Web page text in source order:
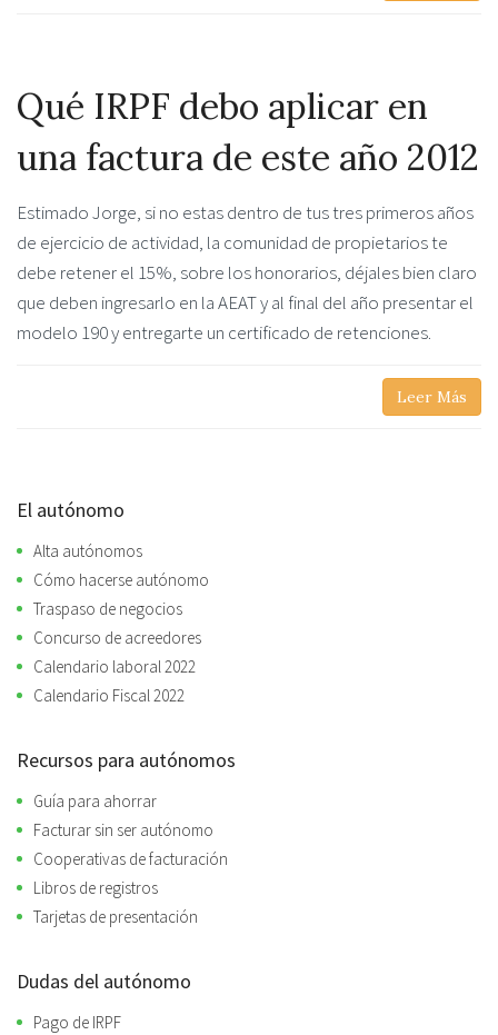
Qué IRPF debo aplicar en
una factura de este año 2012
Estimado Jorge, si no estas dentro de tus tres primeros años
de ejercicio de actividad, la comunidad de propietarios te
debe retener el 15%, sobre los honorarios, déjales bien claro
que deben ingresarlo en la AEAT y al final del año presentar el
modelo 190 y entregarte un certificado de retenciones.
Leer Más
El autónomo
Alta autónomos
Cómo hacerse autónomo
Traspaso de negocios
Concurso de acreedores
Calendario laboral 2022
Calendario Fiscal 2022
Recursos para autónomos
Guía para ahorrar
Facturar sin ser autónomo
Cooperativas de facturación
Libros de registros
Tarjetas de presentación
Dudas del autónomo
Pago de IRPF